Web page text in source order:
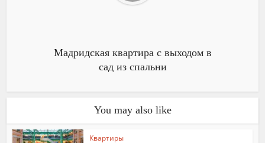
Мадридская квартира с выходом в
сад из спальни
You may also like
Квартиры